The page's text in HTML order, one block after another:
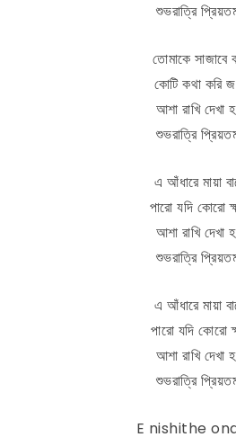
শুভরাত্রি
তোমাকে সাজাবে
কোটি কথা করি
আশা রাখি দেখা
শুভরাত্রি
এ আঁধারে মায়া
পারো যদি কোরো
আশা রাখি দেখা
শুভরাত্রি
এ আঁধারে মায়া
পারো যদি কোরো
আশা রাখি দেখা
শুভরাত্রি
E nishithe